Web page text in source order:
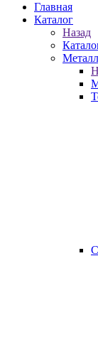
Главная
Каталог
Назад